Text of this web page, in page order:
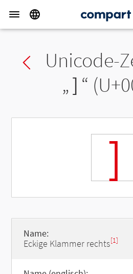
Previous char
Unicode-
„] “
]
Name:
Eckige Klammer rechts[1]